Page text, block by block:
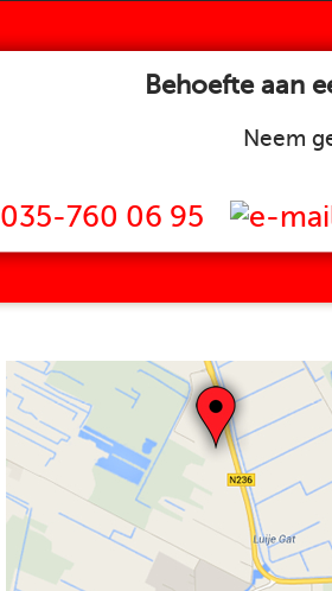
Behoefte aan
Neem
035-760 06 95